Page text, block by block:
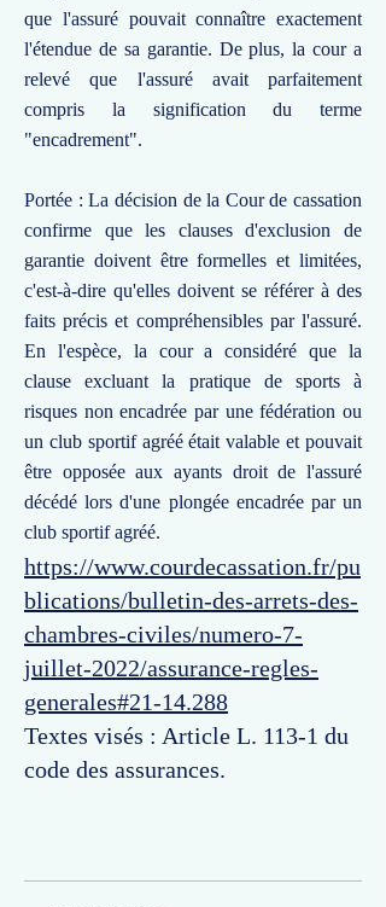
que l'assuré pouvait connaître exactement
l'étendue de sa garantie. De plus, la cour a
relevé que l'assuré avait parfaitement
compris la signification du terme
"encadrement".
Portée : La décision de la Cour de cassation
confirme que les clauses d'exclusion de
garantie doivent être formelles et limitées,
c'est-à-dire qu'elles doivent se référer à des
faits précis et compréhensibles par l'assuré.
En l'espèce, la cour a considéré que la
clause excluant la pratique de sports à
risques non encadrée par une fédération ou
un club sportif agréé était valable et pouvait
être opposée aux ayants droit de l'assuré
décédé lors d'une plongée encadrée par un
club sportif agréé.
https://www.courdecassation.fr/pu
blications/bulletin-des-arrets-des-
chambres-civiles/numero-7-
juillet-2022/assurance-regles-
generales#21-14.288
Textes visés : Article L. 113-1 du
code des assurances.